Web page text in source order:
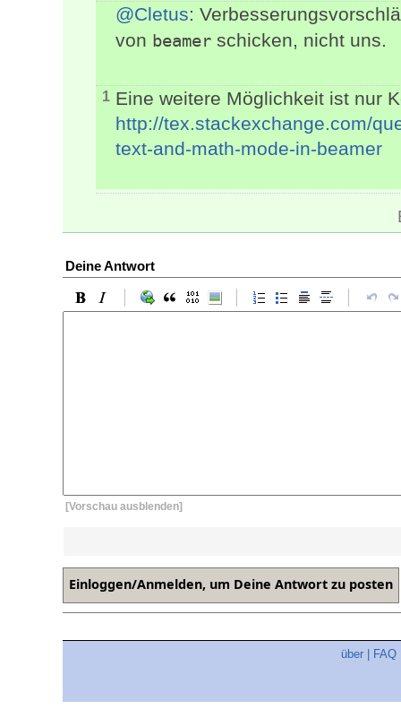
@Cletus:
von beamer schicken, nicht uns.
1 Eine weitere Möglichkeit ist nur
http://tex.stackexchange.com/
text-and-math-mode-in-beamer
Deine Antwort
[Vorschau ausblenden]
über FAQ